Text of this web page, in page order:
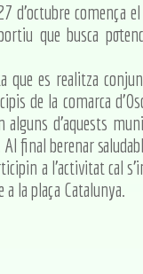
d'octubre comença
que busca
que es realitza
de la comarca
alguns d'aquests
final berenar
a l'activitat cal
la plaça Catalunya.